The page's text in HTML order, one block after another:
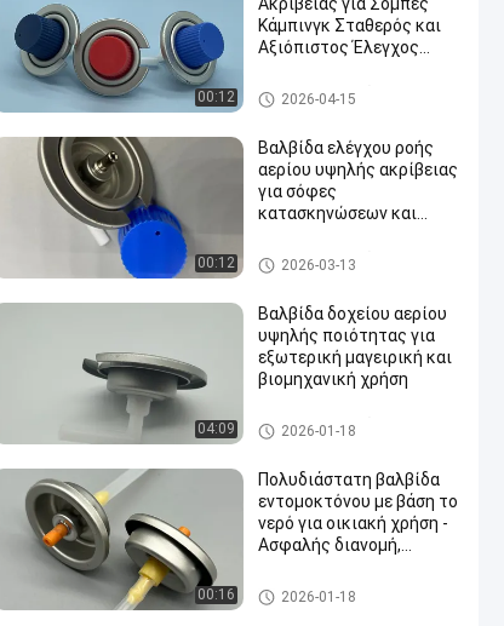
00:12
Κάμπινγκ Σταθερός και
Αξιόπιστος Έλεγχος
βαλβίδα κασετών αερίου βο
υτανίου
2026-04-15
00:12
Βαλβίδα ελέγχου ροής
αερίου υψηλής ακρίβειας
για σόφες
κατασκηνώσεων και
βαλβίδα κασετών αερίου βο
υτανίου
2026-03-13
04:09
Βαλβίδα δοχείου αερίου
υψηλής ποιότητας για
εξωτερική μαγειρική και
βιομηχανική χρήση
βαλβίδα κασετών αερίου βο
υτανίου
2026-01-18
00:16
Πολυδιάστατη βαλβίδα
εντομοκτόνου με βάση το
νερό για οικιακή χρήση -
Ασφαλής διανομή,
water alcohol based insecticid
e valve
2026-01-18